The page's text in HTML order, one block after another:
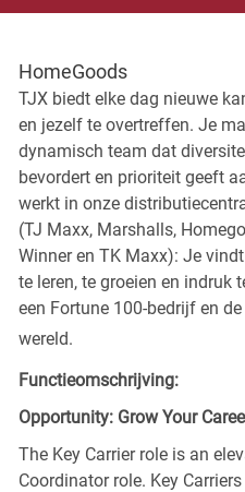
HomeGoods
TJX biedt elke dag nieuwe
en jezelf te overtreffen. Je
dynamisch team dat
bevordert en prioriteit geeft
werkt in onze
(TJ Maxx, Marshalls,
Winner en TK Maxx): Je
te leren, te groeien en indruk
een Fortune 100-bedrijf en
wereld.
Functieomschrijving:
Opportunity: Grow Your
The Key Carrier role is an
Coordinator role. Key